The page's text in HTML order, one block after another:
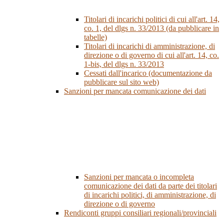
Titolari di incarichi politici di cui all'art. 14,
co. 1, del dlgs n. 33/2013 (da pubblicare in
tabelle)
Titolari di incarichi di amministrazione, di
direzione o di governo di cui all'art. 14, co.
1-bis, del dlgs n. 33/2013
Cessati dall'incarico (documentazione da
pubblicare sul sito web)
Sanzioni per mancata comunicazione dei dati
Sanzioni per mancata o incompleta
comunicazione dei dati da parte dei titolari
di incarichi politici, di amministrazione, di
direzione o di governo
Rendiconti gruppi consiliari regionali/provinciali